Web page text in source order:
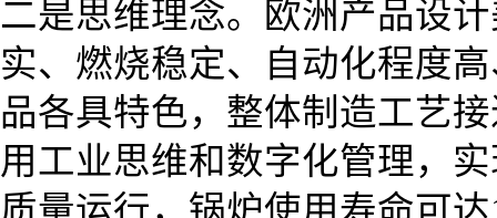
二是思维理念。欧洲产品设
实、燃烧稳定、自动化程度
品各具特色，整体制造工艺
用工业思维和数字化管理，
质量运行，锅炉使用寿命可